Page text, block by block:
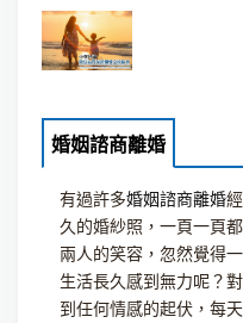
婚姻諮商離婚
有過許多婚姻諮商離婚
久的婚紗照，一頁一頁
兩人的笑容，忽然覺得
生活長久感到無力呢？
到任何情感的起伏，每